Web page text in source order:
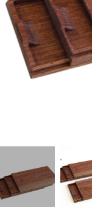
電子端末
特別な
games
一期一会